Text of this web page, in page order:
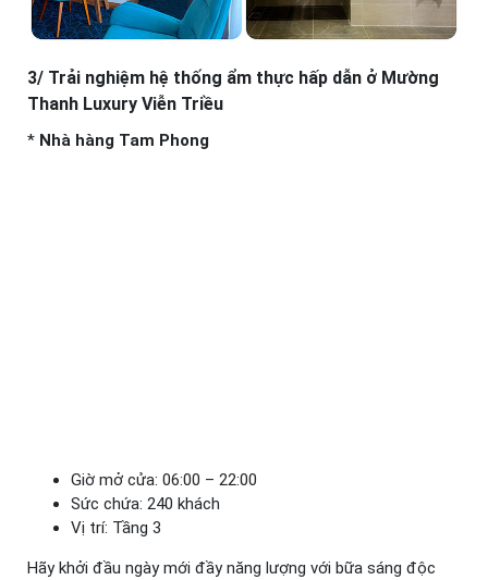
3/ Trải nghiệm hệ thống ẩm thực hấp dẫn ở Mường
Thanh Luxury Viễn Triều
* Nhà hàng Tam Phong
Giờ mở cửa: 06:00 – 22:00
Sức chứa: 240 khách
Vị trí: Tầng 3
Hãy khởi đầu ngày mới đầy năng lượng với bữa sáng độc